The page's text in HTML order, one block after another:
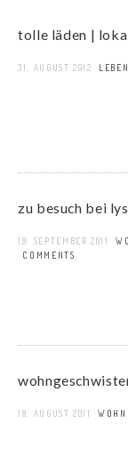
tolle läden |
31. AUGUST 2012 LEBEN
zu besuch bei
19. SEPTEMBER 2011
9 COMMENTS
18. AUGUST 2011